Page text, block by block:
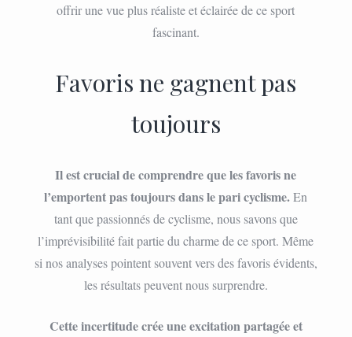
offrir une vue plus réaliste et éclairée de ce sport
fascinant.
Favoris ne gagnent pas
toujours
Il est crucial de comprendre que les favoris ne
l’emportent pas toujours dans le pari cyclisme.En
tant que passionnés de cyclisme, nous savons que
l’imprévisibilité fait partie du charme de ce sport. Même
si nos analyses pointent souvent vers des favoris évidents,
les résultats peuvent nous surprendre.
Cette incertitude crée une excitation partagée et